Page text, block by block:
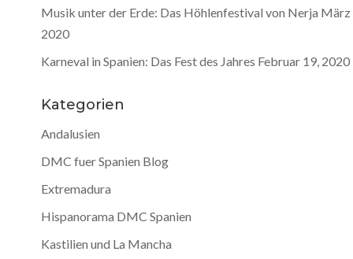
Musik unter der Erde: Das Höhlenfestival von Nerja März
2020
Karneval in Spanien: Das Fest des Jahres Februar 19, 2020
Kategorien
Andalusien
DMC fuer Spanien Blog
Extremadura
Hispanorama DMC Spanien
Kastilien und La Mancha